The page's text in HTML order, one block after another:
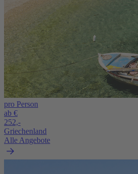
pro Person
ab €
252,-
Griechenland
Alle Angebote